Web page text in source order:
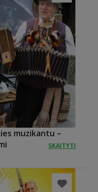
muzikantu –
SKAITYTI